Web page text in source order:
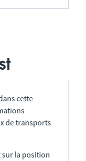
cette
de transports
la position